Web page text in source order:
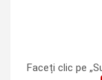
Faceți clic pe